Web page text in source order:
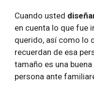
Cuando usted
en cuenta lo que fue
querido, así como lo
recuerdan de esa
tamaño es una
persona ante